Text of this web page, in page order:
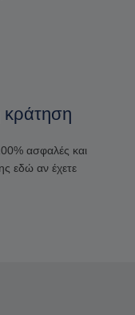
κράτηση
ασφαλές και
εδώ αν έχετε